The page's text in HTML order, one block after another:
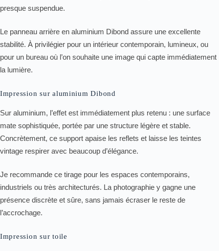
presque suspendue.
Le panneau arrière en aluminium Dibond assure une excellente
stabilité. À privilégier pour un intérieur contemporain, lumineux, ou
pour un bureau où l’on souhaite une image qui capte immédiatement
la lumière.
Impression sur aluminium Dibond
Sur aluminium, l’effet est immédiatement plus retenu : une surface
mate sophistiquée, portée par une structure légère et stable.
Concrètement, ce support apaise les reflets et laisse les teintes
vintage respirer avec beaucoup d’élégance.
Je recommande ce tirage pour les espaces contemporains,
industriels ou très architecturés. La photographie y gagne une
présence discrète et sûre, sans jamais écraser le reste de
l’accrochage.
Impression sur toile